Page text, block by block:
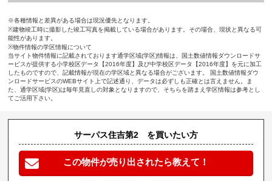
※各種情報と差異がある場合は現況優先となります。
※建物竣工時に撮影した竣工写真を掲載している場合があります。その場合、現状と異なる可
能性があります。
※物件情報の学区情報について
当サイト物件情報に記載されております通学区域(学区)情報は、国土数値情報ダウンロードサ
ービスが提供する小学校区データ【2016年度】及び中学校区データ【2016年度】を元に加工
したものですので、記載情報が現在の学区域と異なる場合がございます。 国土数値情報ダウ
ンロードサービスのWEBサイト上で記述通り、データは必ずしも正確とは言えません。ま
た、通学区域(学区)は毎年見直しの対象となりますので、そちらを踏まえ学区情報は参考とし
てご活用下さい。
サーパス住吉第2 を買いたい方
この物件が売り出されたら教えて！